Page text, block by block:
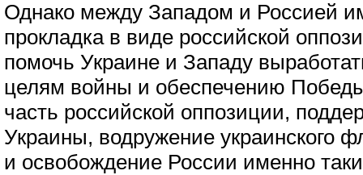
Однако между Западом и Россией
прокладка в виде российской
помочь Украине и Западу
целям войны и обеспечению
часть российской оппозиции,
Украины, водружение украинского
и освобождение России именно